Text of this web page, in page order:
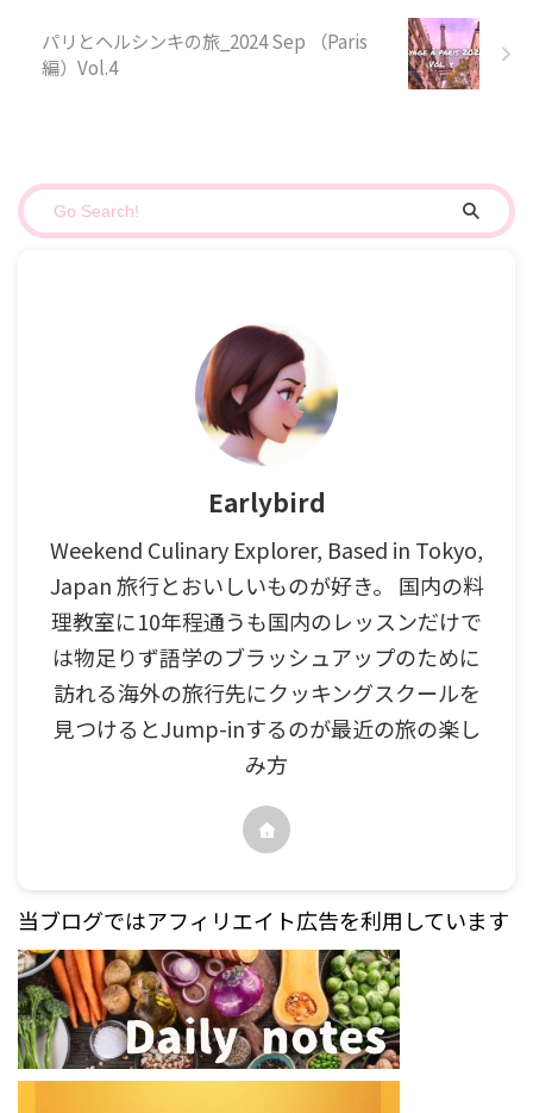
パリとヘルシンキの旅_2024 Sep （Paris
編）Vol.4
Earlybird
Weekend Culinary Explorer, Based in Tokyo,
Japan 旅行とおいしいものが好き。 国内の料
理教室に10年程通うも国内のレッスンだけで
は物足りず語学のブラッシュアップのために
訪れる海外の旅行先にクッキングスクールを
見つけるとJump-inするのが最近の旅の楽し
み方
当ブログではアフィリエイト広告を利用しています